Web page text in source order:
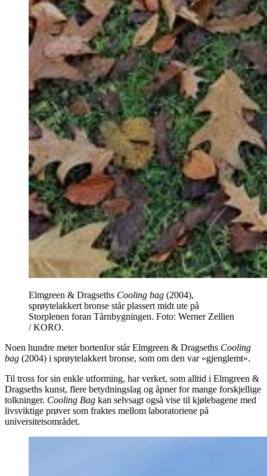
Elmgreen & Dragseths Cooling bag (2004),
sprøytelakkert bronse står plassert midt ute på
Storplenen foran Tårnbygningen. Foto: Werner Zellien
/ KORO.
Noen hundre meter bortenfor står Elmgreen & Dragseths Cooling
bag (2004) i sprøytelakkert bronse, som om den var «gjenglemt».
Til tross for sin enkle utforming, har verket, som alltid i Elmgreen &
Dragseths kunst, flere betydningslag og åpner for mange forskjellige
tolkninger. Cooling Bag kan selvsagt også vise til kjølebagene med
livsviktige prøver som fraktes mellom laboratoriene på
universitetsområdet.